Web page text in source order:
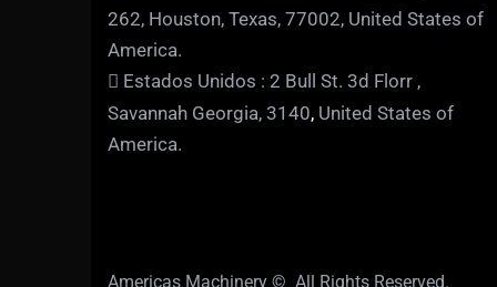
262, Houston, Texas, 77002, United States of
America.
Estados Unidos : 2 Bull St. 3d Florr ,
Savannah Georgia, 3140, United States of
America.
Americas Machinery © All Rights Reserved.